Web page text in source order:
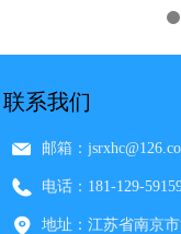
联系我们
邮箱：
电话： 181-129-
地址： 江苏省南京